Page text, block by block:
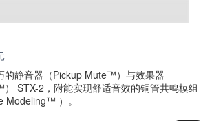
的静音器（Pickup Mute™）与效果器
） STX-2，附能实现舒适音效的铜管共鸣模组
Modeling™ ）。